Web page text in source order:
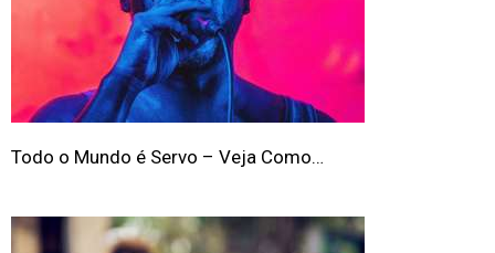
Todo o Mundo é Servo – Veja Como…